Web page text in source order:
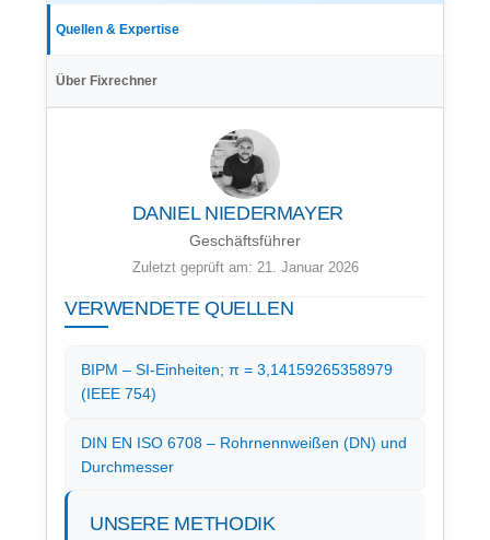
Quellen & Expertise
Über Fixrechner
DANIEL NIEDERMAYER
Geschäftsführer
Zuletzt geprüft am: 21. Januar 2026
VERWENDETE QUELLEN
BIPM – SI-Einheiten; π = 3,14159265358979
(IEEE 754)
DIN EN ISO 6708 – Rohrnennweißen (DN) und
Durchmesser
UNSERE METHODIK